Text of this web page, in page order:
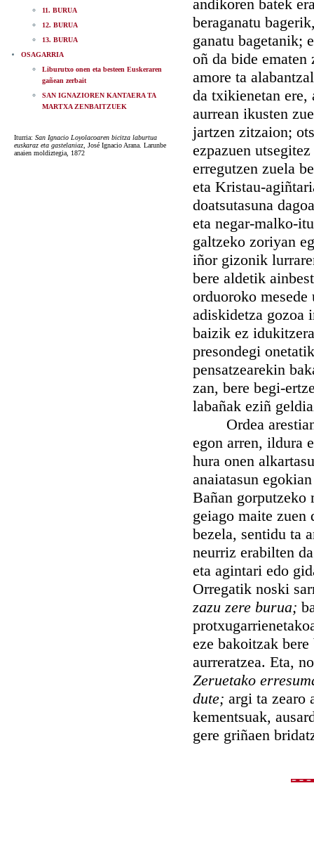
11. BURUA
12. BURUA
13. BURUA
OSAGARRIA
Liburutxo onen eta besteen Euskeraren
gañean zerbait
SAN IGNAZIOREN KANTAERA TA
MARTXA ZENBAITZUEK
Iturria: San Ignacio Loyolacoaren bicitza laburtua
euskaraz eta gastelaniaz , José Ignacio Arana. Larunbe
anaien moldiztegia, 1872
andikoren batek
beraganatu
ganatu bagetanik;
oñ da bide
amore ta
da txikienetan ere,
aurrean ikusten
jartzen zitzaion;
ezpazuen
erregutzen zuela
eta Kristau-
doatsutasuna
eta negar-malko-
galtzeko zoriyan
iñor gizonik
bere aldetik
orduoroko
adiskidetza gozoa
baizik ez
presondegi
pensatzearekin
zan, bere begi-
labañak eziñ
Ordea arestian
egon arren, ildura
hura onen
anaiatasun
Bañan gorputzeko
geiago maite
bezela, sentidu ta
neurriz erabilten
eta agintari edo
Orregatik noski
zazu zere burua;
eze bakoitzak
aurreratzea. Eta,
Zeruetako
dute; argi ta zearo
kementsuak,
gere griñaen